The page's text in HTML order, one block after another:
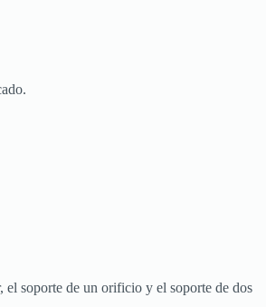
el soporte de un orificio y el soporte de dos